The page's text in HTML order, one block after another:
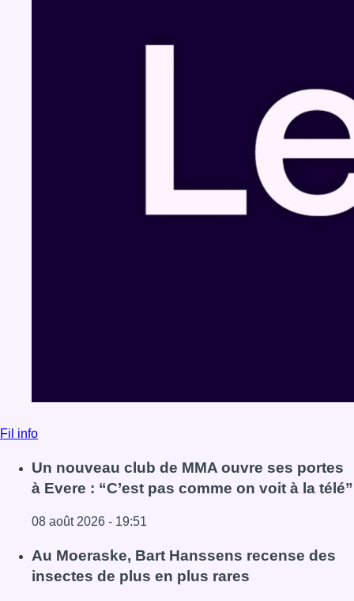
Fil info
Un nouveau club de MMA ouvre ses portes
à Evere : “C’est pas comme on voit à la télé”
08 août 2026 - 19:51
Lire l'article Un nouveau club de MMA ouvre ses portes à
Au Moeraske, Bart Hanssens recense des
insectes de plus en plus rares